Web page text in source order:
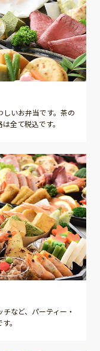
いお弁当です。茶の
全て税込です。
など、パーティー・
。